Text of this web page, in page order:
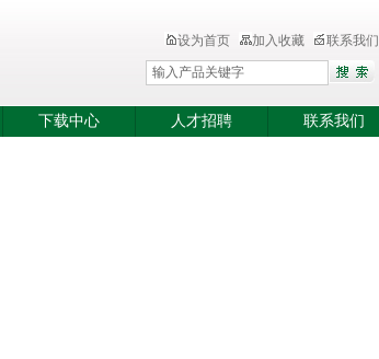
设为首页 加入收藏 联系我们
下载中心 人才招聘 联系我们